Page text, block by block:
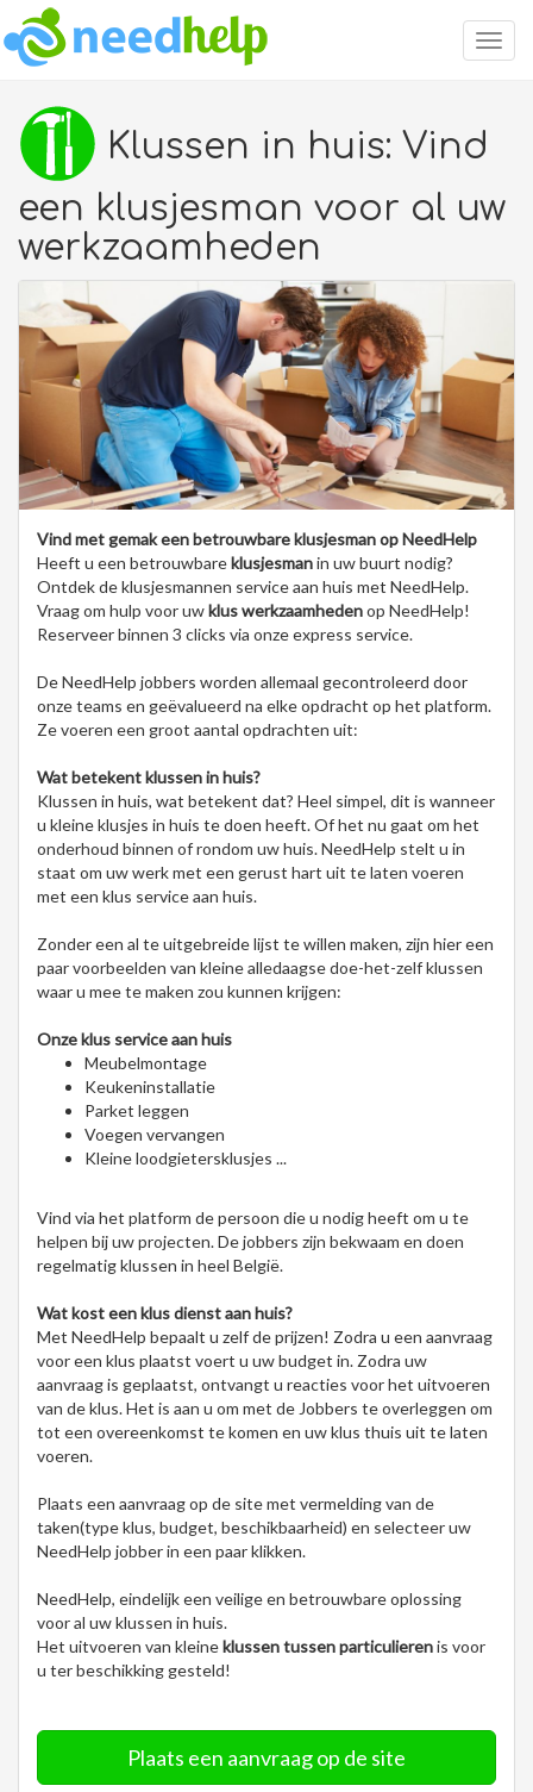
Klussen in huis: Vind
een klusjesman voor al uw
werkzaamheden
Vind met gemak een betrouwbare klusjesman op NeedHelp
Heeft u een betrouwbareklusjesmanin uw buurt nodig?
Ontdek de klusjesmannen service aan huis met NeedHelp.
Vraag om hulp voor uwklus werkzaamhedenop NeedHelp!
Reserveer binnen 3 clicks via onze express service.
De NeedHelp jobbers worden allemaal gecontroleerd door
onze teams en geëvalueerd na elke opdracht op het platform.
Ze voeren een groot aantal opdrachten uit:
Wat betekent klussen in huis?
Klussen in huis, wat betekent dat? Heel simpel, dit is wanneer
u kleine klusjes in huis te doen heeft. Of het nu gaat om het
onderhoud binnen of rondom uw huis. NeedHelp stelt u in
staat om uw werk met een gerust hart uit te laten voeren
met een klus service aan huis.
Zonder een al te uitgebreide lijst te willen maken, zijn hier een
paar voorbeelden van kleine alledaagse doe-het-zelf klussen
waar u mee te maken zou kunnen krijgen:
Onze klus service aan huis
Meubelmontage
Keukeninstallatie
Parket leggen
Voegen vervangen
Kleine loodgietersklusjes ...
Vind via het platform de persoon die u nodig heeft om u te
helpen bij uw projecten. De jobbers zijn bekwaam en doen
regelmatig klussen in heel België.
Wat kost een klus dienst aan huis?
Met NeedHelp bepaalt u zelf de prijzen! Zodra u een aanvraag
voor een klus plaatst voert u uw budget in. Zodra uw
aanvraag is geplaatst, ontvangt u reacties voor het uitvoeren
van de klus. Het is aan u om met de Jobbers te overleggen om
tot een overeenkomst te komen en uw klus thuis uit te laten
voeren.
Plaats een aanvraag op de site met vermelding van de
taken(type klus, budget, beschikbaarheid) en selecteer uw
NeedHelp jobber in een paar klikken.
NeedHelp, eindelijk een veilige en betrouwbare oplossing
voor al uw klussen in huis.
Het uitvoeren van kleineklussen tussen particulierenis voor
u ter beschikking gesteld!
Plaats een aanvraag op de site